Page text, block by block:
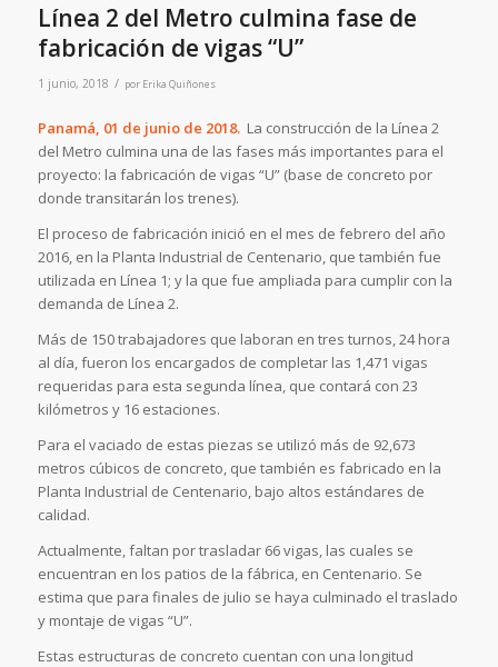
Línea 2 del Metro culmina fase de
fabricación de vigas “U”
1 junio, 2018 / por Erika Quiñones
Panamá, 01 de junio de 2018.La construcción de la Línea 2
del Metro culmina una de las fases más importantes para el
proyecto: la fabricación de vigas “U” (base de concreto por
donde transitarán los trenes).
El proceso de fabricación inició en el mes de febrero del año
2016, en la Planta Industrial de Centenario, que también fue
utilizada en Línea 1; y la que fue ampliada para cumplir con la
demanda de Línea 2.
Más de 150 trabajadores que laboran en tres turnos, 24 hora
al día, fueron los encargados de completar las 1,471 vigas
requeridas para esta segunda línea, que contará con 23
kilómetros y 16 estaciones.
Para el vaciado de estas piezas se utilizó más de 92,673
metros cúbicos de concreto, que también es fabricado en la
Planta Industrial de Centenario, bajo altos estándares de
calidad.
Actualmente, faltan por trasladar 66 vigas, las cuales se
encuentran en los patios de la fábrica, en Centenario. Se
estima que para finales de julio se haya culminado el traslado
y montaje de vigas “U”.
Estas estructuras de concreto cuentan con una longitud